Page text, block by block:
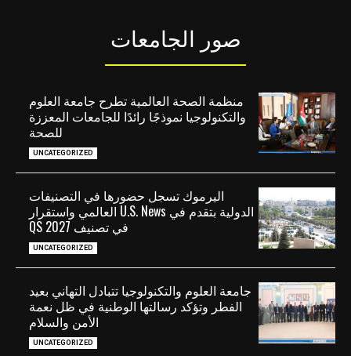
صور الجامعات
منظمة الصحة العالمية تطرح جامعة العلوم
والتكنولوجيا نموذجًا رائدًا للجامعات المعززة
للصحة
UNCATEGORIZED
اليرموك تسجل حضورها في التصنيفات
الدولية بتقدم في U.S. News العالمي واستقرار
في تصنيف QS 2027
UNCATEGORIZED
جامعة العلوم والتكنولوجيا تتبادل التهاني بعيد
الفطر وتؤكد رسالتها الوطنية في ظل نعمة
الأمن والسلام
UNCATEGORIZED